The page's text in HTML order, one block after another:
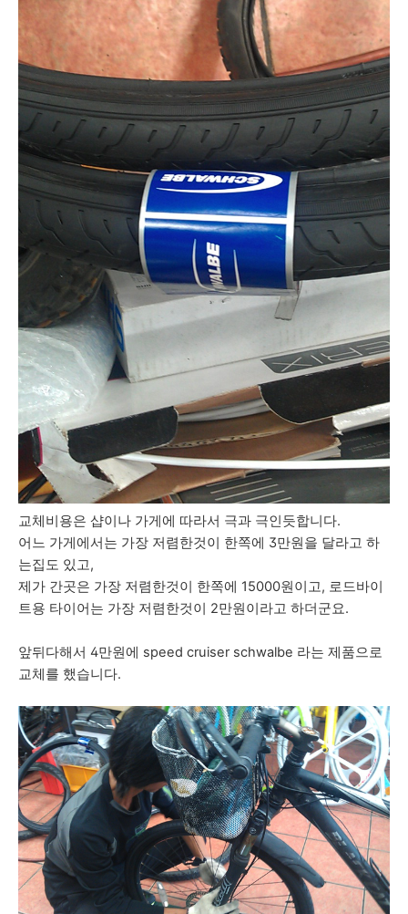
교체비용은 샵이나 가게에 따라서 극과 극인듯합니다.
어느 가게에서는 가장 저렴한것이 한쪽에 3만원을 달라고 하
는집도 있고,
제가 간곳은 가장 저렴한것이 한쪽에 15000원이고, 로드바이
트용 타이어는 가장 저렴한것이 2만원이라고 하더군요.
앞뒤다해서 4만원에 speed cruiser schwalbe 라는 제품으로
교체를 했습니다.